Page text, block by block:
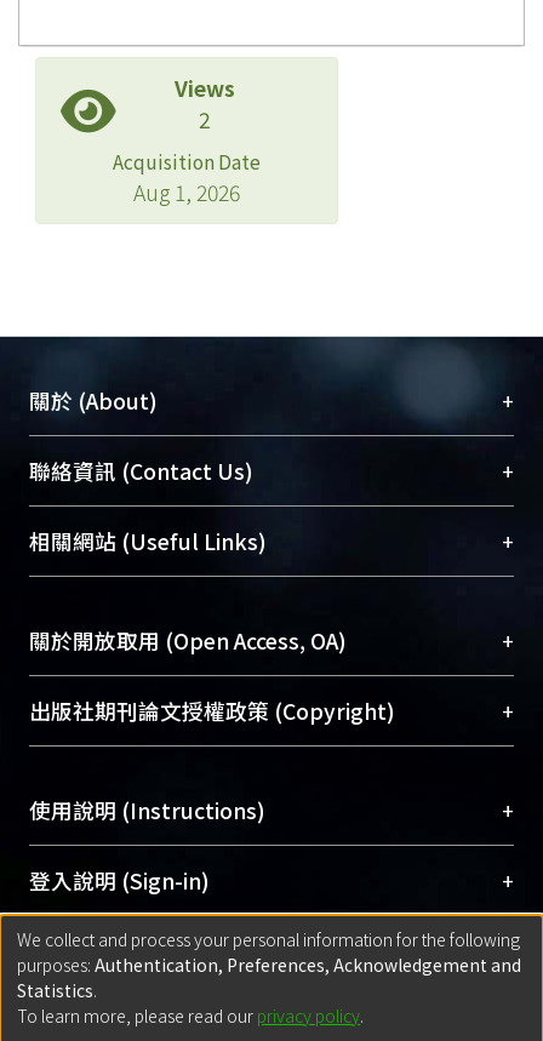
Views
2
Acquisition Date
Aug 1, 2026
關於 (About) +
臺大位居世界頂尖大學之列，為永久珍藏及向國際
展現本校豐碩的研究成果及學術能量，圖書館整合
機構典藏（NTUR）與學術庫（AH）不同功能平
台，成為臺大學術典藏NTU scholars。期能整合研
成果。
To permanently archive and promote researcher
profiles and scholarly works, Library integrates the
services of “NTU Repository” with “Academic
聯絡資訊 (Contact Us) +
總館學科館員(Main Library)
醫學圖書館學科館員(Medical Library)
Sciences Library)
相關網站 (Useful Links) +
關於開放取用 (Open Access, OA) +
開放取用是從使用者角度提升資訊取用性的社會運
動，應用在學術研究上是透過將研究著作公開供使
用逐年攀升。同時可加速研究發展、提升研究影響
Archive）平台。 （點選深入了解OA）
出版社期刊論文授權政策 (Copyright) +
含部分內容的版權非匯入者所有，或由第三方贊
助與合作完成，請確認該版權所有者及第三方同
意提供此授權。
Please represent that the submission is your
original work, and that you have the right to
grant the rights to upload.
若欲上傳已出版的全文電子檔，可使用
使用說明 (Instructions) +
網站簡介(Quickstart Guide)
使用手冊(Instruction Manual)
線上預約服務(Booking Service)
登入說明 (Sign-in) +
方案一：臺灣大學計算機中心帳號登入
(With C&INC Email Account)
方案二：ORCID帳號登入(With ORCID)
匯入著作 (Submission) +
方案一：定期更新ORCID者，以ID匯入
We collect and process your personal information for the following
purposes: Authentication, Preferences, Acknowledgement and
Statistics.
To learn more, please read our privacy policy.